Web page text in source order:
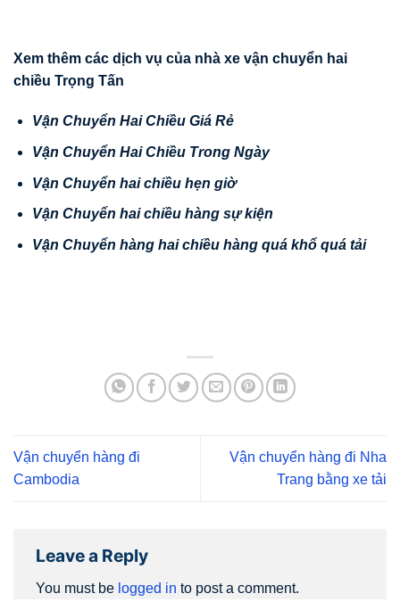
Xem thêm các d ịch vụ của nhà xe vận chuyển hai
chiều Trọng Tấn
Vận Chuyển Hai Chiều Giá Rẻ
Vận Chuyển Hai Chiều Trong Ngày
Vận Chuyển hai chiều hẹn giờ
Vận Chuyển hai chiều hàng sựkiện
Vận Chuyển hàng hai chiều hàng quá khổquá tải
Vận chuyển hàng đi
Cambodia
Vận chuyển hàng đi Nha
Trang bằng xe tải
Leave a Reply
You must be logged in to post a comment.